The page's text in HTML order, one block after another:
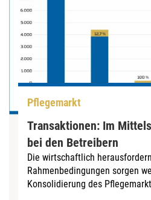
Pflegemarkt
Transaktionen: Im
bei den Betreibern
Die wirtschaftlich
Rahmenbedingungen sorgen
Konsolidierung des